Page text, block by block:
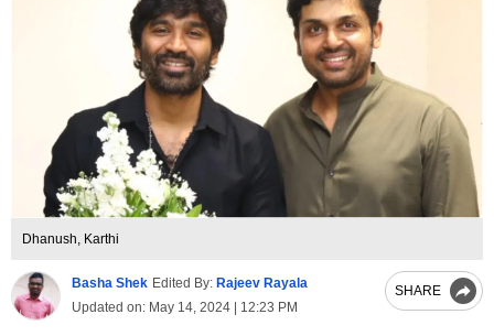
Dhanush, Karthi
Basha Shek Edited By: Rajeev Rayala
Updated on: May 14, 2024 | 12:23 PM
SHARE